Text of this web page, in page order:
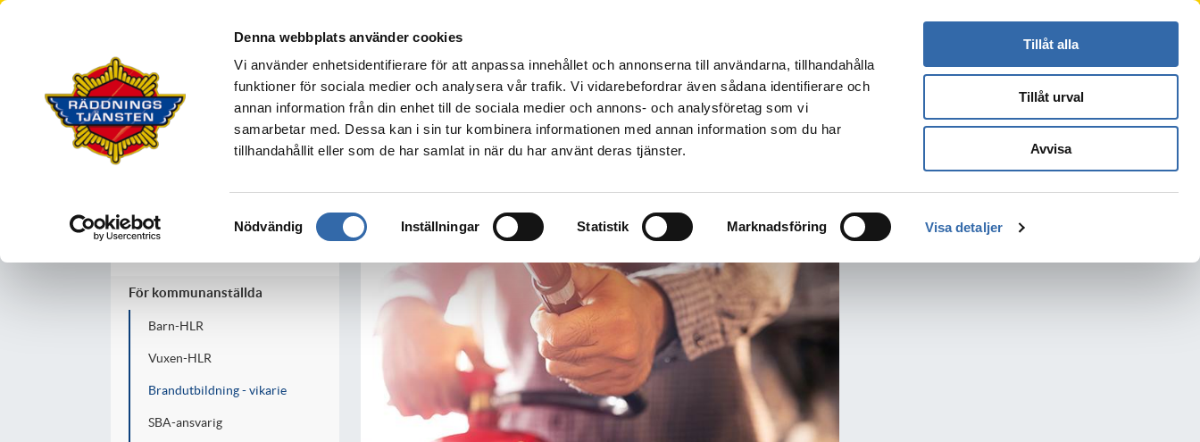
Denna webbplats använder cookies
Vi använder enhetsidentifierare för att anpassa innehållet och annonserna till användarna, tillhandahålla
funktioner för sociala medier och analysera vår trafik. Vi vidarebefordrar även sådana identifierare och
annan information från din enhet till de sociala medier och annons- och analysföretag som vi
samarbetar med. Dessa kan i sin tur kombinera informationen med annan information som du har
tillhandahållit eller som de har samlat in när du har använt deras tjänster.
Samtyckesval
Nödvändig Inställningar Statistik Marknadsföring Visa detaljer
Tillåt alla
Tillåt urval
Avvisa
Kontakt Logga in Translate
BORÅS
Din säkerhet Företag Skola och föreningsliv Utbildning Om oss
Kurser
För kommunanställda
Barn-HLR
Vuxen-HLR
Brandutbildning - vikarie
SBA-ansvarig